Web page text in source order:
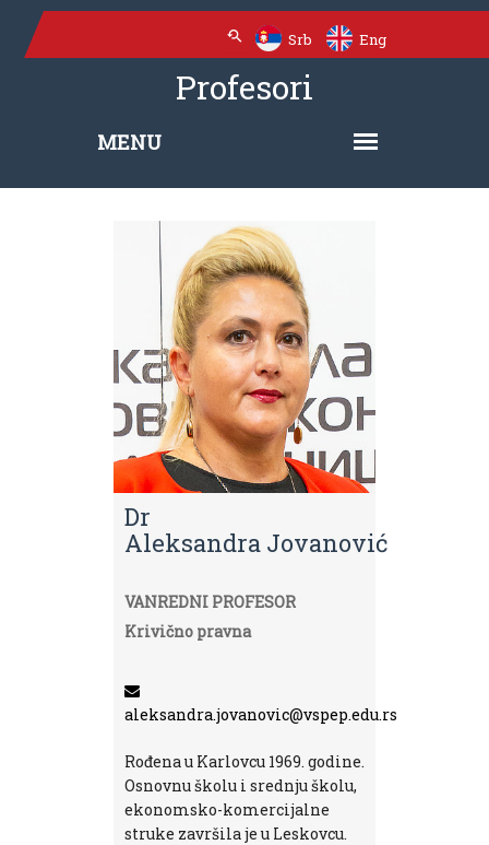
Srb Eng
Profesori
Dr
Aleksandra Jovanović
VANREDNI PROFESOR
Krivično pravna
aleksandra.jovanovic@vspep.edu.rs
Rođena u Karlovcu 1969. godine.
Osnovnu školu i srednju školu,
ekonomsko-komercijalne
struke završila je u Leskovcu.